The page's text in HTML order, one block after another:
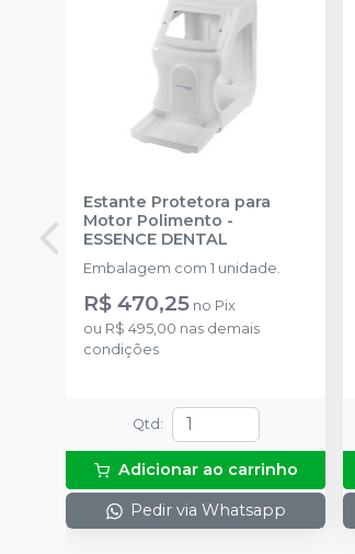
Estante Protetora para
Motor Polimento -
ESSENCE DENTAL
Embalagem com 1 unidade.
R$ 470,25 no Pix
ou R$ 495,00 nas demais
condições
Qtd :
Adicionar ao carrinho
Pedir via Whatsapp